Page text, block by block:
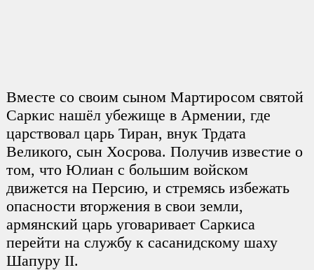
Вместе со своим сыном Мартиросом святой
Саркис нашёл убежище в Армении, где
царствовал царь Тиран, внук Трдата
Великого, сын Хосрова. Получив известие о
том, что Юлиан с большим войском
движется на Персию, и стремясь избежать
опасности вторжения в свои земли,
армянский царь уговаривает Саркиса
перейти на службу к сасанидскому шаху
Шапуру II.